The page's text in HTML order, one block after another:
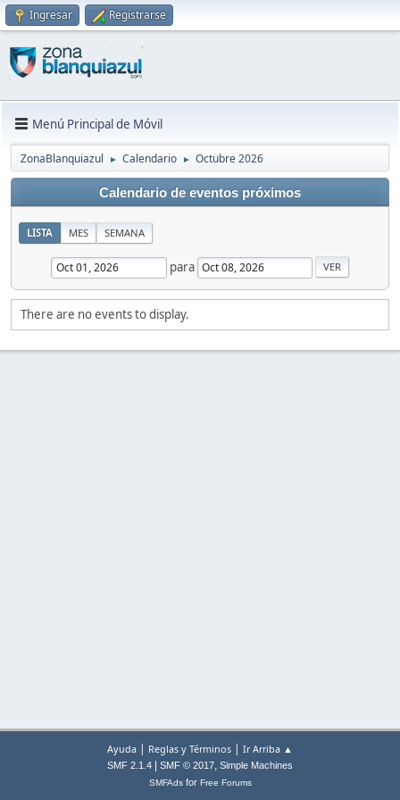
Ingresar Registrarse
Menú Principal de Móvil
ZonaBlanquiazul ► Calendario ► Octubre 2026
Calendario de eventos próximos
LISTA MES SEMANA
para
There are no events to display.
Ayuda | Reglas y Términos | Ir Arriba ▲
SMF 2.1.4 SMF © 2017, Simple Machines
SMFAdsfor Free Forums